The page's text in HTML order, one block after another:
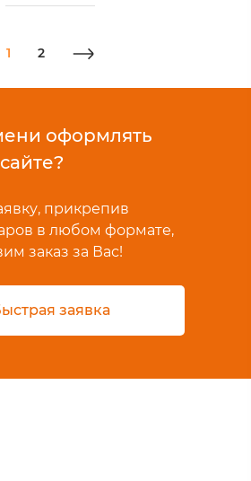
1 2
оформлять
прикрепив
в любом формате,
заказ за Вас!
заявка